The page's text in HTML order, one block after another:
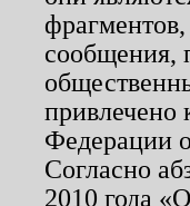
сообщения,
привлечено
Федерации
Согласно
2010 года